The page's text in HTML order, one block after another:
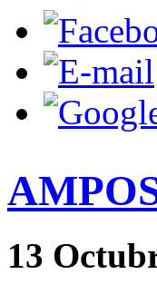
13